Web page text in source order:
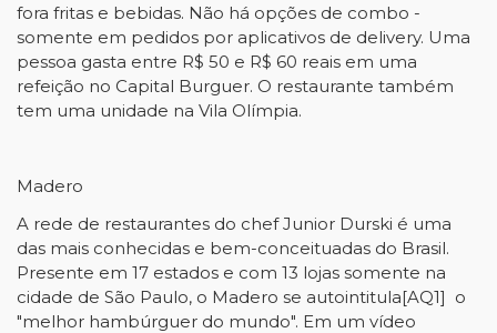
fora fritas e bebidas. Não há opções de combo -
somente em pedidos por aplicativos de delivery. Uma
pessoa gasta entre R$ 50 e R$ 60 reais em uma
refeição no Capital Burguer. O restaurante também
tem uma unidade na Vila Olímpia.
Madero
A rede de restaurantes do chef Junior Durski é uma
das mais conhecidas e bem-conceituadas do Brasil.
Presente em 17 estados e com 13 lojas somente na
cidade de São Paulo, o Madero se autointitula[AQ1] o
"melhor hambúrguer do mundo". Em um vídeo